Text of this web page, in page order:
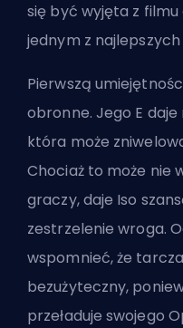
się być wyjęta z filmu
jednym z
Pierwszą
obronne. Jego E
która może
Chociaż to może nie
graczy, daje Iso
zestrzelenie wroga.
wspomnieć, że
bezużyteczny,
przeładuje swojego